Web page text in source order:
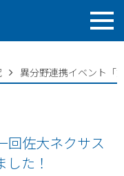
異分野連携イベント「
回佐大ネクサス
た！